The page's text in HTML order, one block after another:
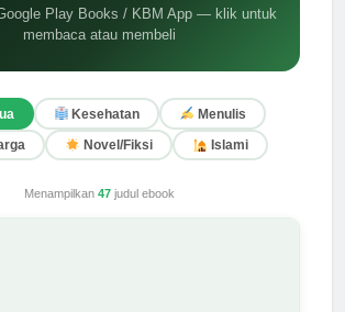
Play Books / KBM App — klik untuk
membaca atau membeli
Kesehatan Menulis
Novel/Fiksi Islami
Menampilkan 47judul ebook